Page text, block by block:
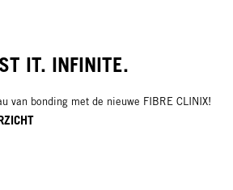
IT. INFINITE.
van bonding met de nieuwe FIBRE CLINIX!